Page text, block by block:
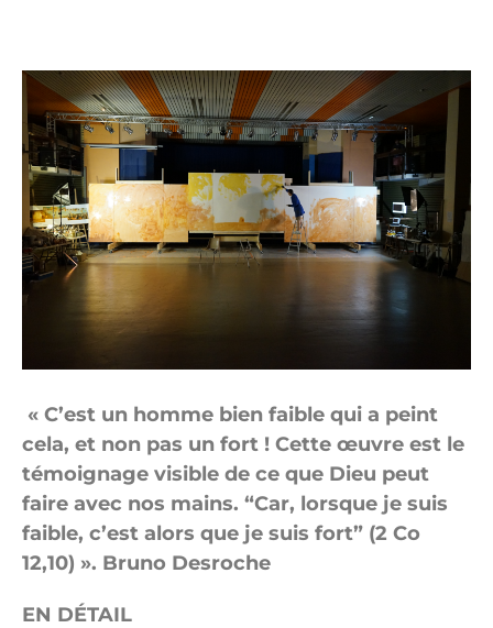
« C’est un homme bien faible qui a peint
cela, et non pas un fort ! Cette œuvre est le
témoignage visible de ce que Dieu peut
faire avec nos mains. “Car, lorsque je suis
faible, c’est alors que je suis fort” (2 Co
12,10) ». Bruno Desroche
EN DÉTAIL